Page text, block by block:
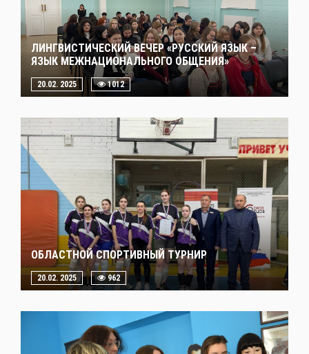
ЛИНГВИСТИЧЕСКИЙ ВЕЧЕР «РУССКИЙ ЯЗЫК –
ЯЗЫК МЕЖНАЦИОНАЛЬНОГО ОБЩЕНИЯ»
20.02. 2025 1012
ОБЛАСТНОЙ СПОРТИВНЫЙ ТУРНИР
20.02. 2025 962